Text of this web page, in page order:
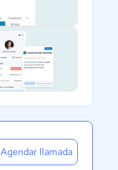
Agendar llamada